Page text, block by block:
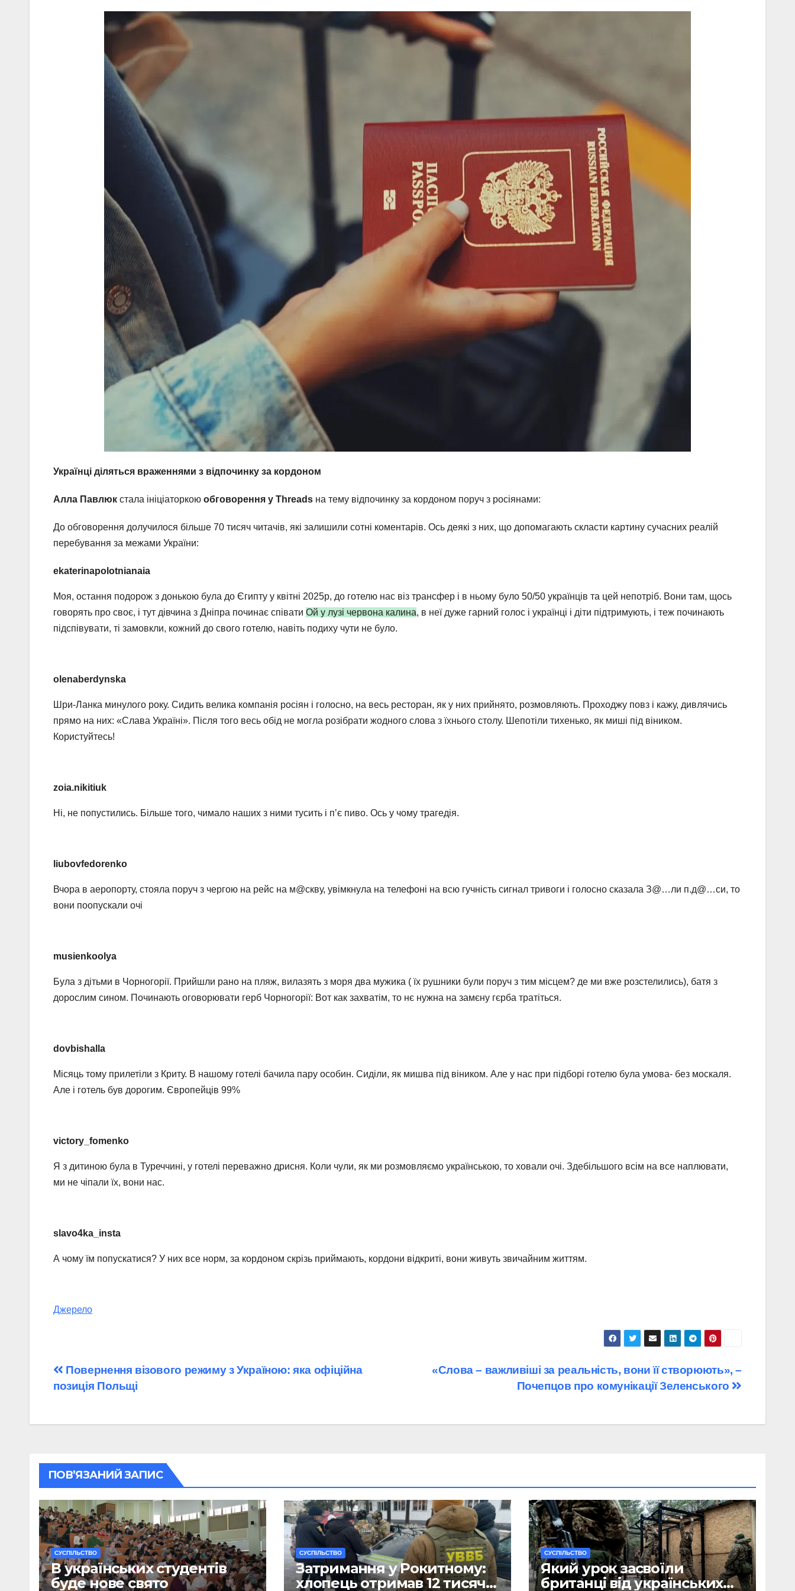
Українці діляться враженнями з відпочинку за кордоном
Алла Павлюк стала ініціаторкою обговорення у Threads на тему відпочинку за кордоном поруч з росіянами:
До обговорення долучилося більше 70 тисяч читачів, які залишили сотні коментарів. Ось деякі з них, що допомагають скласти картину сучасних реалій
перебування за межами України:
ekaterinapolotnianaia
Моя, остання подорож з донькою була до Єгипту у квітні 2025р, до готелю нас віз трансфер і в ньому було 50/50 українців та цей непотріб. Вони там, щось
говорять про своє, і тут дівчина з Дніпра починає співати Ой у лузі червона калина, в неї дуже гарний голос і українці і діти підтримують, і теж починають
підспівувати, ті замовкли, кожний до свого готелю, навіть подиху чути не було.
olenaberdynska
Шри-Ланка минулого року. Сидить велика компанія росіян і голосно, на весь ресторан, як у них прийнято, розмовляють. Проходжу повз і кажу, дивлячись
прямо на них: «Слава Україні». Після того весь обід не могла розібрати жодного слова з їхнього столу. Шепотіли тихенько, як миші під віником.
Користуйтесь!
zoia.nikitiuk
Ні, не попустились. Більше того, чимало наших з ними тусить і пʼє пиво. Ось у чому трагедія.
liubovfedorenko
Вчора в аеропорту, стояла поруч з чергою на рейс на м@скву, увімкнула на телефоні на всю гучність сигнал тривоги і голосно сказала З@…ли п.д@…си, то
вони поопускали очі
musienkoolya
Була з дітьми в Чорногорії. Прийшли рано на пляж, вилазять з моря два мужика ( їх рушники були поруч з тим місцем? де ми вже розстелились), батя з
дорослим сином. Починають оговорювати герб Чорногорії: Вот как захватім, то нє нужна на замєну гєрба тратіться.
dovbishalla
Місяць тому прилетіли з Криту. В нашому готелі бачила пару особин. Сиділи, як мишва під віником. Але у нас при підборі готелю була умова- без москаля.
Але і готель був дорогим. Європейців 99%
victory_fomenko
Я з дитиною була в Туреччині, у готелі переважно дрисня. Коли чули, як ми розмовляємо українською, то ховали очі. Здебільшого всім на все наплювати,
ми не чіпали їх, вони нас.
slavo4ka_insta
А чому їм попускатися? У них все норм, за кордоном скрізь приймають, кордони відкриті, вони живуть звичайним життям.
Джерело
Навігація
записів
«Слова – важливіші за реальність, вони її створюють», –
Почепцов про комунікації Зеленського
Повернення візового режиму з Україною: яка офіційна
позиція Польщі
ПОВ’ЯЗАНИЙ ЗАПИС
CУСПІЛЬСТВО
В українських студентів
буде нове свято
CУСПІЛЬСТВО
Затримання у Рокитному:
хлопець отримав 12 тисяч
CУСПІЛЬСТВО
Який урок засвоїли
британці від українських